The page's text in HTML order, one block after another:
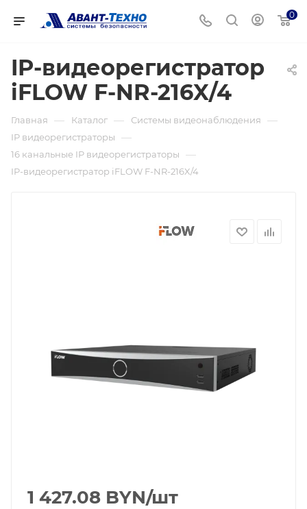
0
IP-видеорегистратор
iFLOW F-NR-216X/4
Главная — Каталог — Системы видеонаблюдения —
IP видеорегистраторы —
16 канальные IP видеорегистраторы —
IP-видеорегистратор iFLOW F-NR-216X/4
1 427.08 BYN/шт